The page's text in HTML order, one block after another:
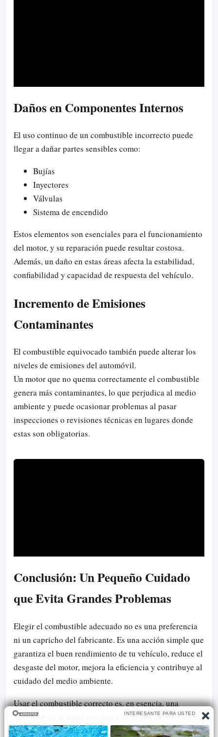
Daños en Componentes Internos
El uso continuo de un combustible incorrecto puede
llegar a dañar partes sensibles como:
Bujías
Inyectores
Válvulas
Sistema de encendido
Estos elementos son esenciales para el funcionamiento
del motor, y su reparación puede resultar costosa.
Además, un daño en estas áreas afecta la estabilidad,
confiabilidad y capacidad de respuesta del vehículo.
Incremento de Emisiones
Contaminantes
El combustible equivocado también puede alterar los
niveles de emisiones del automóvil.
Un motor que no quema correctamente el combustible
genera más contaminantes, lo que perjudica al medio
ambiente y puede ocasionar problemas al pasar
inspecciones o revisiones técnicas en lugares donde
estas son obligatorias.
Conclusión: Un Pequeño Cuidado
que Evita Grandes Problemas
Elegir el combustible adecuado no es una preferencia
ni un capricho del fabricante. Es una acción simple que
garantiza el buen rendimiento de tu vehículo, reduce el
desgaste del motor, mejora la eficiencia y contribuye al
cuidado del medio ambiente.
Usar el combustible correcto es, en esencia, una
inversión en la salud mecánica de tu automóvil y en tu
bolsillo a largo plazo.